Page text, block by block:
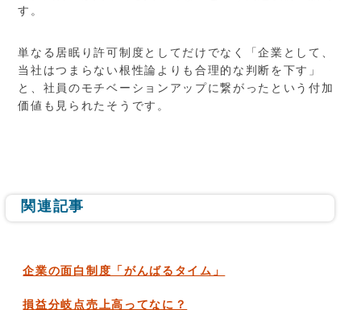
す。
単なる居眠り許可制度としてだけでなく「企業として、
当社はつまらない根性論よりも合理的な判断を下す」
と、社員のモチベーションアップに繋がったという付加
価値も見られたそうです。
関連記事
企業の面白制度「がんばるタイム」
損益分岐点売上高ってなに？